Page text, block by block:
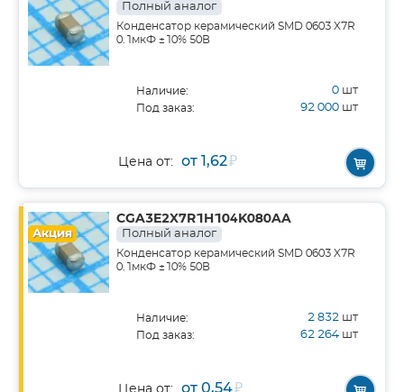
Полный аналог
Конденсатор керамический SMD 0603 X7R
0.1мкФ ±10% 50В
Наличие: 0 шт
Под заказ: 92 000 шт
Цена от: от 1,62₽
Акция
CGA3E2X7R1H104K080AA
Полный аналог
Конденсатор керамический SMD 0603 X7R
0.1мкФ ±10% 50В
Наличие: 2 832 шт
Под заказ: 62 264 шт
Цена от: от 0,54₽